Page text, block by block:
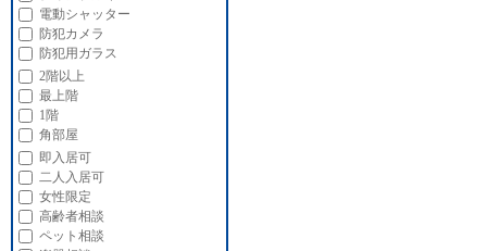
電動シャッター
防犯カメラ
防犯用ガラス
2階以上
最上階
1階
角部屋
即入居可
二人入居可
女性限定
高齢者相談
ペット相談